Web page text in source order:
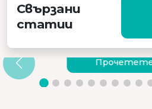
Свързани
статии
ЗАЩО ДА
ВИБРИРАЩ
Прочетете